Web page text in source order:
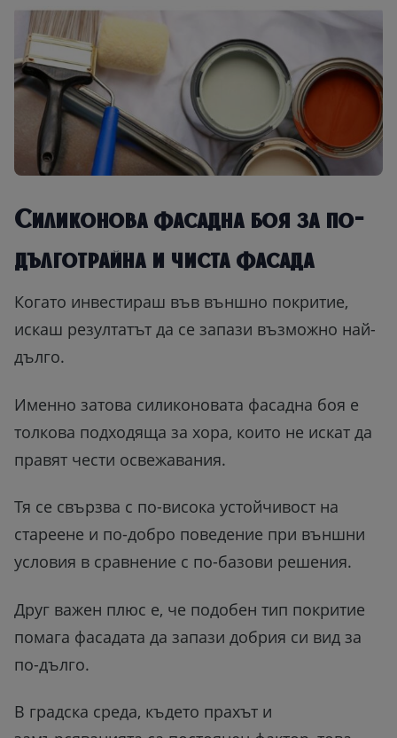
Силиконова фасадна боя за по-
дълготрайна и чиста фасада
Когато инвестираш във външно покритие,
искаш резултатът да се запази възможно най-
дълго.
Именно затова силиконовата фасадна боя е
толкова подходяща за хора, които не искат да
правят чести освежавания.
Тя се свързва с по-висока устойчивост на
стареене и по-добро поведение при външни
условия в сравнение с по-базови решения.
Друг важен плюс е, че подобен тип покритие
помага фасадата да запази добрия си вид за
по-дълго.
В градска среда, където прахът и